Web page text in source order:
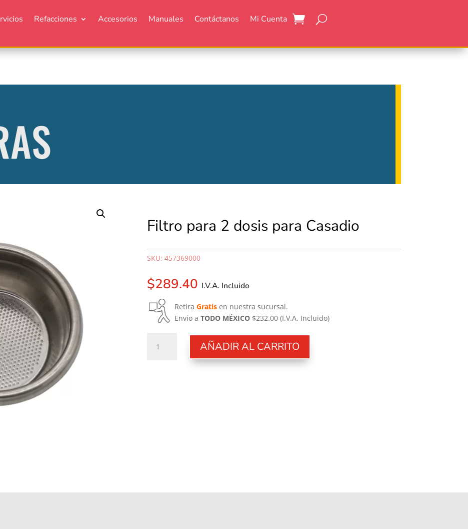
Refacciones Accesorios Manuales Contáctanos Mi Cuenta
Filtro para 2 dosis para Casadio
SKU: 457369000
$289.40 I.V.A. Incluido
Retira Gratisen nuestra sucursal.
Envío a TODO MÉXICO$232.00 (I.V.A. Incluido)
para
AÑADIR AL CARRITO